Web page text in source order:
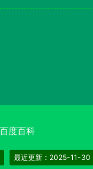
百度百科
最近更新：2025-11-30